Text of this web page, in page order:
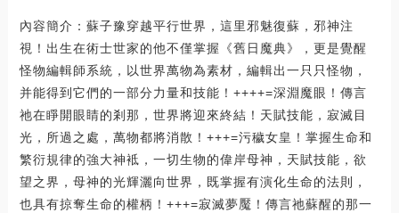
內容簡介：蘇子豫穿越平行世界，這里邪魅復蘇，邪神注
視！出生在術士世家的他不僅掌握《舊日魔典》，更是覺醒
怪物編輯師系統，以世界萬物為素材，編輯出一只只怪物，
并能得到它們的一部分力量和技能！++++=深淵魔眼！傳言
祂在睜開眼睛的剎那，世界將迎來終結！天賦技能，寂滅目
光，所過之處，萬物都將消散！+++=污穢女皇！掌握生命和
繁衍規律的強大神袛，一切生物的偉岸母神，天賦技能，欲
望之界，母神的光輝灑向世界，既掌握有演化生命的法則，
也具有掠奪生命的權柄！+++=寂滅夢魘！傳言祂蘇醒的那一